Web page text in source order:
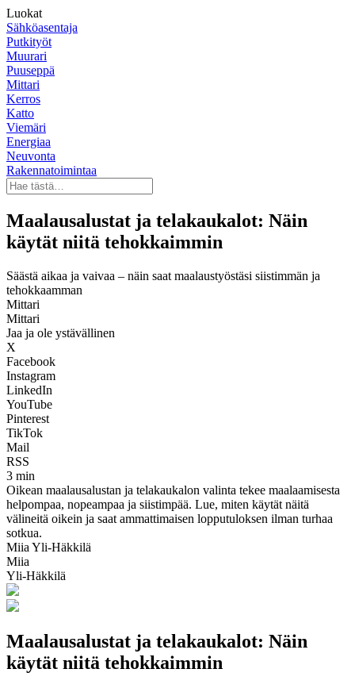
Luokat
Sähköasentaja
Putkityöt
Muurari
Puuseppä
Mittari
Kerros
Katto
Viemäri
Energiaa
Neuvonta
Rakennatoimintaa
Maalausalustat ja telakaukalot: Näin
käytät niitä tehokkaimmin
Säästä aikaa ja vaivaa – näin saat maalaustyöstäsi siistimmän ja
tehokkaamman
Mittari
Mittari
Jaa ja ole ystävällinen
X
Facebook
Instagram
LinkedIn
YouTube
Pinterest
TikTok
Mail
RSS
3 min
Oikean maalausalustan ja telakaukalon valinta tekee maalaamisesta
helpompaa, nopeampaa ja siistimpää. Lue, miten käytät näitä
välineitä oikein ja saat ammattimaisen lopputuloksen ilman turhaa
sotkua.
Miia Yli-Häkkilä
Miia
Yli-Häkkilä
Maalausalustat ja telakaukalot: Näin
käytät niitä tehokkaimmin